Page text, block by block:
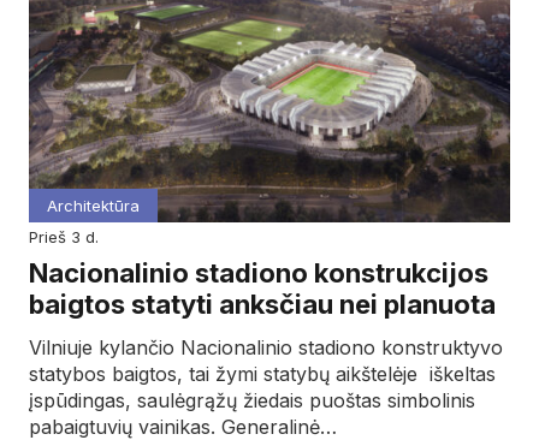
Architektūra
prieš 3 d.
Nacionalinio stadiono konstrukcijos
baigtos statyti anksčiau nei planuota
Vilniuje kylančio Nacionalinio stadiono konstruktyvo
statybos baigtos, tai žymi statybų aikštelėje iškeltas
įspūdingas, saulėgrąžų žiedais puoštas simbolinis
pabaigtuvių vainikas. Generalinė…